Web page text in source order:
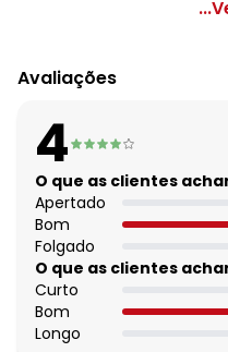
Modare - Tamanco
Observação: Palmilha em
Tecido: Sintético
Avaliações
4
O que as clientes
Apertado
Bom
Folgado
O que as clientes
Curto
Bom
Longo